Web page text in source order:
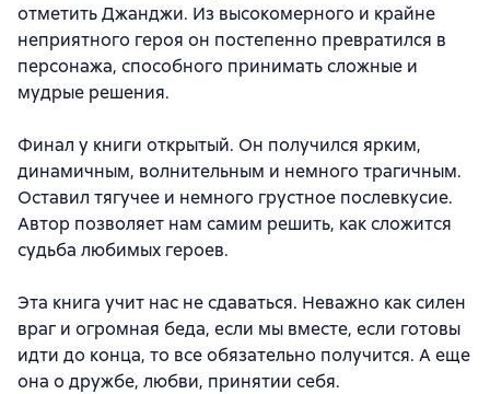
отметить Джанджи. Из высокомерного и крайне
неприятного героя он постепенно превратился в
персонажа, способного принимать сложные и
мудрые решения.
Финал у книги открытый. Он получился ярким,
динамичным, волнительным и немного трагичным.
Оставил тягучее и немного грустное послевкусие.
Автор позволяет нам самим решить, как сложится
судьба любимых героев.
Эта книга учит нас не сдаваться. Неважно как силен
враг и огромная беда, если мы вместе, если готовы
идти до конца, то все обязательно получится. А еще
она о дружбе, любви, принятии себя.